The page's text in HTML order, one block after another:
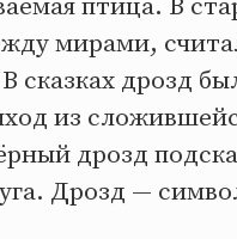
птица. В
мирами,
сказках дрозд
из
дрозд
Дрозд —